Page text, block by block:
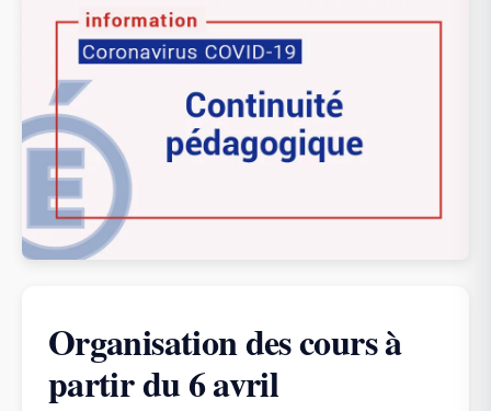
Organisation des cours à
partir du 6 avril